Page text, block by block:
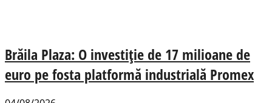
Brăila Plaza: O investiție de 17 milioane de
euro pe fosta platformă industrială Promex